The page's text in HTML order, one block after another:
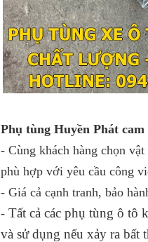
Phụ tùng Huyền Phát
- Cùng khách hàng chọn
phù hợp với yêu cầu công
- Giá cả cạnh tranh, bảo
- Tất cả các phụ tùng ô tô
và sử dụng nếu xảy ra